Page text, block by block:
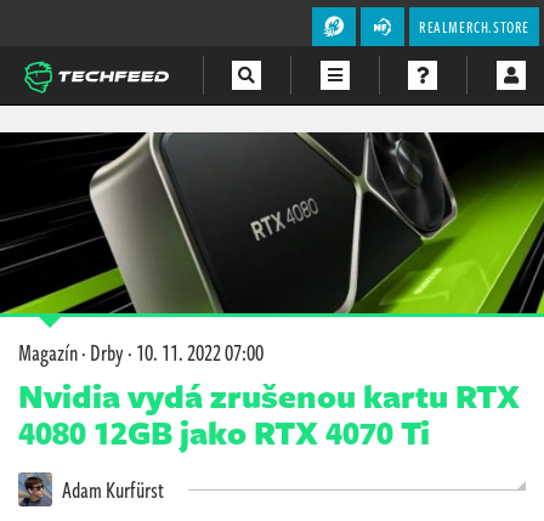
REALMERCH.STORE
Magazín
Videa
Soutěže
Magazín·Drby·10. 11. 2022 07:00
Nvidia vydá zrušenou kartu RTX
4080 12GB jako RTX 4070 Ti
Adam Kurfürst